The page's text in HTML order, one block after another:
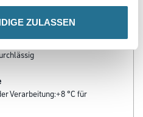
ZULASSEN
Beständigkeit
Verarbeitung:+8 °C für